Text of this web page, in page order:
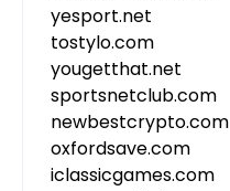
yesport.net
tostylo.com
yougetthat.net
sportsnetclub.com
newbestcrypto.com
oxfordsave.com
iclassicgames.com